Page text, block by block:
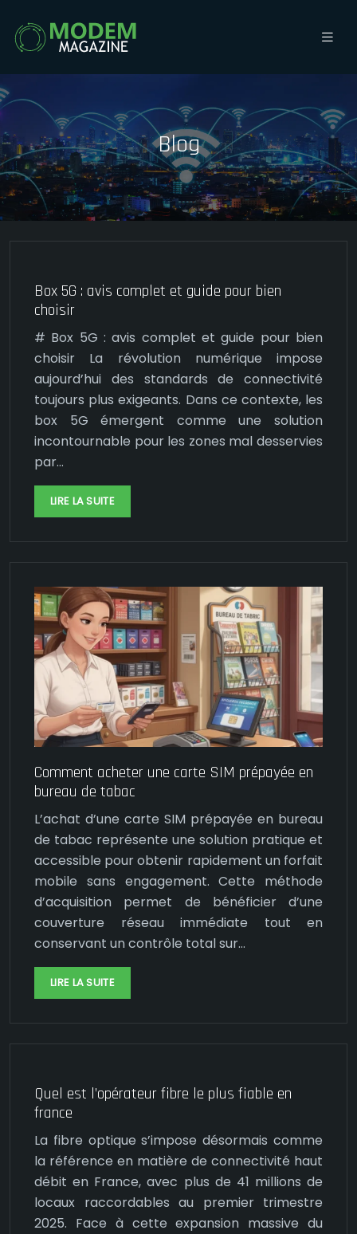
Blog
Box 5G : avis complet et guide pour bien
choisir
# Box 5G : avis complet et guide pour bien
choisir La révolution numérique impose
aujourd’hui des standards de connectivité
toujours plus exigeants. Dans ce contexte, les
box 5G émergent comme une solution
incontournable pour les zones mal desservies
par…
LIRE LA SUITE
Comment acheter une carte SIM prépayée en
bureau de tabac
L’achat d’une carte SIM prépayée en bureau
de tabac représente une solution pratique et
accessible pour obtenir rapidement un forfait
mobile sans engagement. Cette méthode
d’acquisition permet de bénéficier d’une
couverture réseau immédiate tout en
conservant un contrôle total sur…
LIRE LA SUITE
Quel est l’opérateur fibre le plus fiable en
france
La fibre optique s’impose désormais comme
la référence en matière de connectivité haut
débit en France, avec plus de 41 millions de
locaux raccordables au premier trimestre
2025. Face à cette expansion massive du